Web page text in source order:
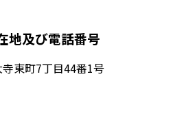
地及び電話番号
東町7丁目44番1号